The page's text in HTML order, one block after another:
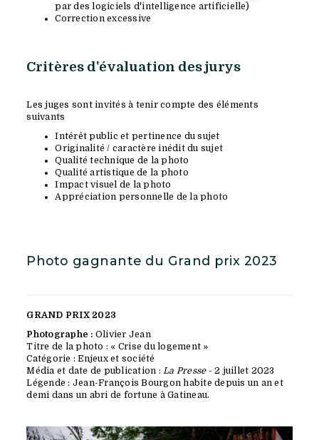
par des logiciels d'intelligence artificielle)
Correction excessive
Critères d'évaluation des jurys
Les juges sont invités à tenir compte des éléments
suivants
Intérêt public et pertinence du sujet
Originalité / caractère inédit du sujet
Qualité technique de la photo
Qualité artistique de la photo
Impact visuel de la photo
Appréciation personnelle de la photo
Photo gagnante du Grand prix 2023
GRAND PRIX 2023
Photographe : Olivier Jean
Titre de la photo : « Crise du logement »
Catégorie : Enjeux et société
Média et date de publication : La Presse- 2 juillet 2023
Légende : Jean-François Bourgon habite depuis un an et
demi dans un abri de fortune à Gatineau.